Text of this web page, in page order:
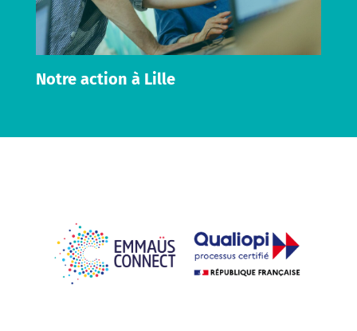
Notre action à Lille